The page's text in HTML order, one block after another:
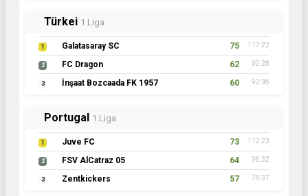
Türkei 1.Liga
1 Galatasaray SC 75 117:22
2 FC Dragon 62 90:28
3 İnşaat Bozcaada FK 1957 60 92:36
Portugal 1.Liga
1 Juve FC 73 112:23
2 FSV AlCatraz 05 64 96:32
3 Zentkickers 57 78:37